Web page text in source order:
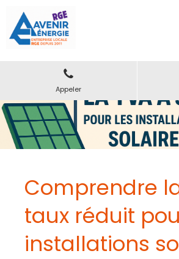
Appeler
Comprendre
taux réduit
installations